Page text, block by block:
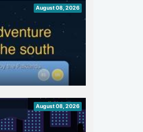
August 08, 2026
August 08, 2026